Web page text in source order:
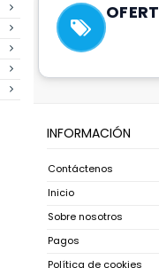
INFORMACIÓN
Contáctenos
Inicio
Sobre nosotros
Pagos
Política de cookies